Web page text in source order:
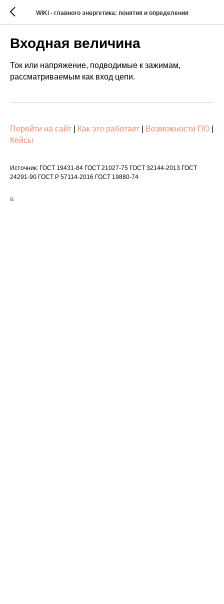
WiKi - главного энергетика: понятия и определения
Входная величина
Ток или напряжение, подводимые к зажимам,
рассматриваемым как вход цепи.
Перейти на сайт Как это работает Возможности ПО
Кейсы
Источник: ГОСТ 19431-84 ГОСТ 21027-75 ГОСТ 32144-2013 ГОСТ
24291-90 ГОСТ Р 57114-2016 ГОСТ 19880-74
В